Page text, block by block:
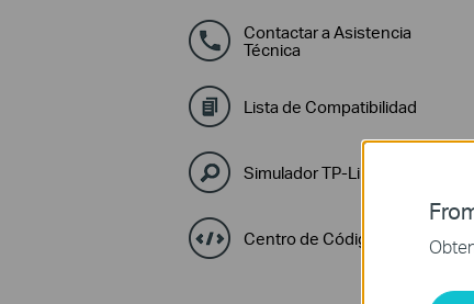
Contactar a Asistencia
Técnica
Lista de Compatibilidad
Simulador TP-Link
Centro de Códigos GPL